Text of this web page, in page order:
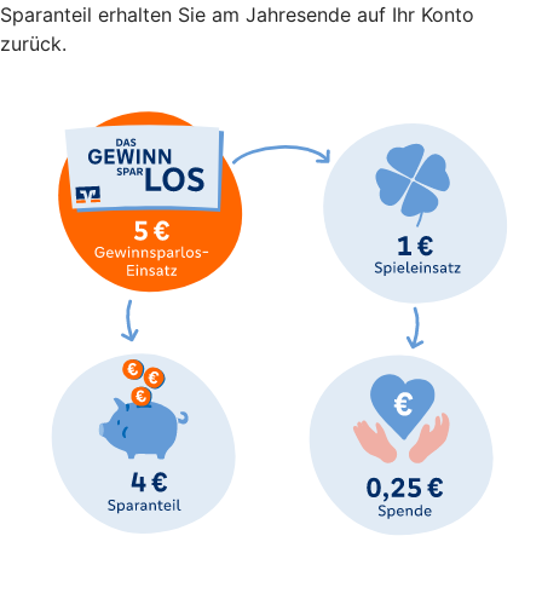
Sparanteil erhalten Sie am Jahresende auf Ihr Konto
zurück.